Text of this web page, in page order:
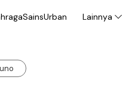
SainsUrban Lainnya